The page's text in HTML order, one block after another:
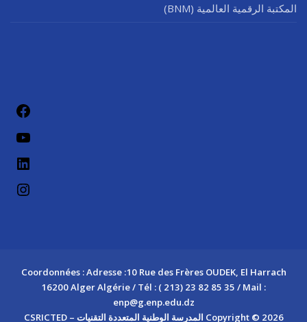
المكتبة الرقمية العالمية (BNM)
لينكد إن
Coordonnées : Adresse :10 Rue des Frères OUDEK, El Harrach
16200 Alger Algérie / Tél : ( 213) 23 82 85 35 / Mail :
enp@g.enp.edu.dz
Copyright © 2026 المدرسة الوطنية المتعددة التقنيات – CSRICTED